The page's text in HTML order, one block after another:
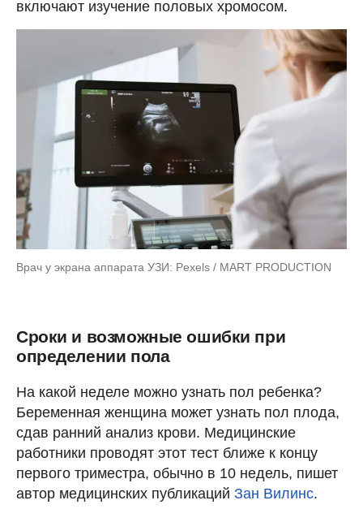
включают изучение половых хромосом.
Врач у экрана аппарата УЗИ: Pexels / MART PRODUCTION
Сроки и возможные ошибки при
определении пола
На какой неделе можно узнать пол ребенка?
Беременная женщина может узнать пол плода,
сдав ранний анализ крови. Медицинские
работники проводят этот тест ближе к концу
первого триместра, обычно в 10 недель, пишет
автор медицинских публикаций Зан Вилинс.